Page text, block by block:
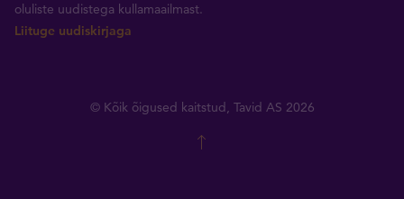
oluliste uudistega kullamaailmast.
Liituge uudiskirjaga
© Kõik õigused kaitstud, Tavid AS 2026